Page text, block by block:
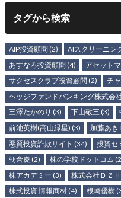
タグから検索
AIP投資顧問 (2) AIスクリーニン
あすなろ投資顧問 (4) アセット
サクセスクラブ投資顧問 (2) チ
ヘッジファンドバンキング株式会
三澤たかのり (3) 下山敬三 (3)
前池英樹(高山緑星) (3) 加藤あき
悪質投資詐欺サイト (34) 投資セ
朝倉慶 (2) 株の学校ドットコム
株アカデミー (3) 株式会社ＤＺ
株式投資 情報商材(4) 根崎優樹